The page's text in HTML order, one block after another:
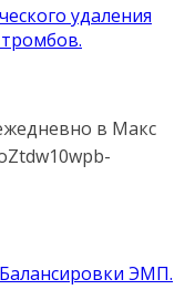
удаления
в Макс
ЭМП.